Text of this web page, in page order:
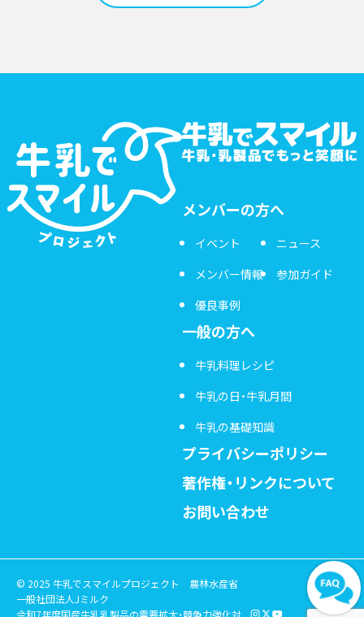
メンバーの方へ
イベント
メンバー情報
優良事例
ニュース
参加ガイド
一般の方へ
牛乳料理レシピ
牛乳の日・牛乳月間
牛乳の基礎知識
プライバシーポリシー
著作権・リンクについて
お問い合わせ
© 2025 牛乳でスマイルプロジェクト 農林水産省
一般社団法人Jミルク
令和7年度国産牛乳乳製品の需要拡大・競争力強化対